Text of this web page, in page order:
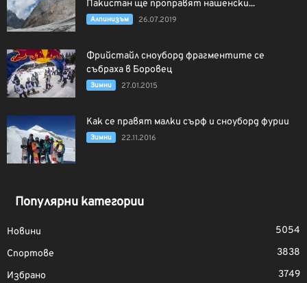
Пакистан ще проправят нашенски...
Алпинизъм 26.07.2019
Фрийстайл сноуборд фрагментите се
събраха в Боровец
Зимни 27.01.2015
Как се правят малки сърф и сноуборд фурии
Зимни 22.11.2016
Популярни категории
Новини
5054
Спортове
3838
Избрано
3749